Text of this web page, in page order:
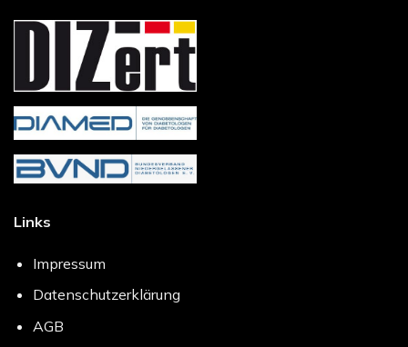
Links
Impressum
Datenschutzerklärung
AGB